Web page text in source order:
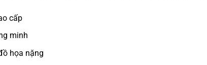
cấp
minh
họa nặng